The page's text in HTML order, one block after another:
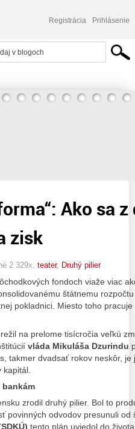
Registrácia Prihlásenie
stala továreň na zisk
Ako sa
zisk
2 329x, teater, Druhý pilier
fondoch viaže viac
štátnemu
pokladnici. Miesto toho
na prelome tisícročia veľkú
vláda Mikuláša Dzurindu
takmer dvadsať rokov neskôr,
zrodil druhý pilier. Bol to
povinných odvodov presunuli od
tento plán uviedol do